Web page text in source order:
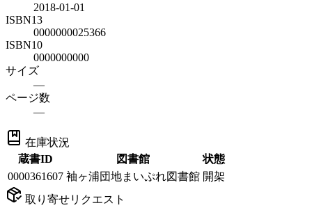
2018-01-01
ISBN13
0000000025366
ISBN10
0000000000
サイズ
—
ページ数
—
在庫状況
蔵書ID
図書館
状態
0000361607 袖ヶ浦団地まいぷれ図書館 開架
取り寄せリクエスト